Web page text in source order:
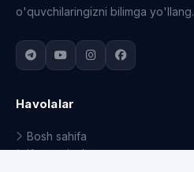
o'quvchilaringizni bilimga yo'llang.
Havolalar
Bosh sahifa
Kategoriyalar